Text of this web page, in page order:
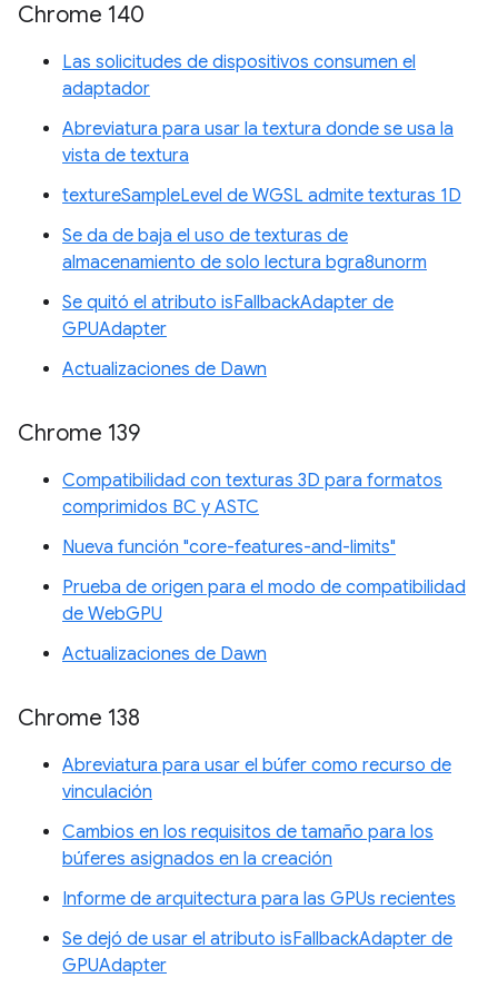
Chrome 140
Las solicitudes de dispositivos consumen el
adaptador
Abreviatura para usar la textura donde se usa la
vista de textura
textureSampleLevel de WGSL admite texturas 1D
Se da de baja el uso de texturas de
almacenamiento de solo lectura bgra8unorm
Se quitó el atributo isFallbackAdapter de
GPUAdapter
Actualizaciones de Dawn
Chrome 139
Compatibilidad con texturas 3D para formatos
comprimidos BC y ASTC
Nueva función "core-features-and-limits"
Prueba de origen para el modo de compatibilidad
de WebGPU
Actualizaciones de Dawn
Chrome 138
Abreviatura para usar el búfer como recurso de
vinculación
Cambios en los requisitos de tamaño para los
búferes asignados en la creación
Informe de arquitectura para las GPUs recientes
Se dejó de usar el atributo isFallbackAdapter de
GPUAdapter